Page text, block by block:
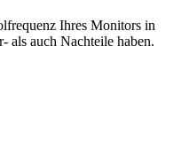
Ihres Monitors in
als auch Nachteile haben.